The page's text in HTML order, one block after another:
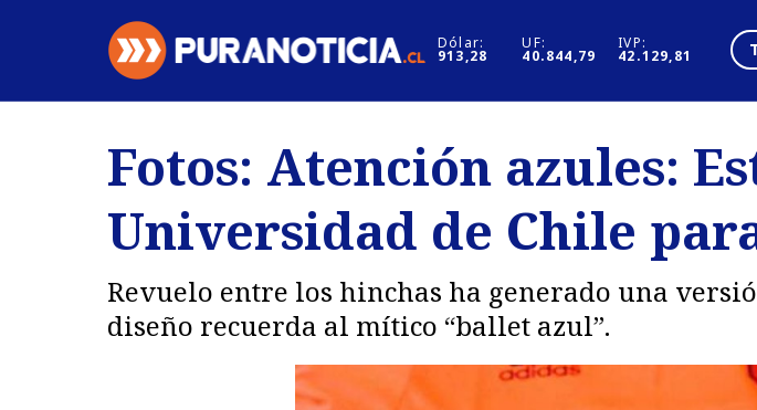
Dólar:
913,28
UF:
40.844,79
IVP:
42.129,81
Regiones
Deportes
Internacional
Motores
Negocios
Pura Mujer
Fotos: Atención azules:
Universidad de Chile
Revuelo entre los hinchas ha generado una
diseño recuerda al mítico “ballet azul”.